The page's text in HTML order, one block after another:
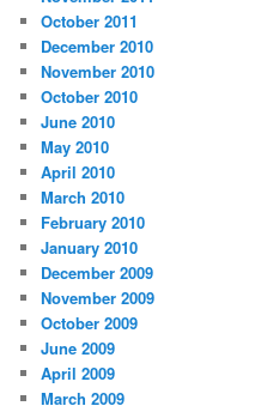
October 2011
December 2010
November 2010
October 2010
June 2010
May 2010
April 2010
March 2010
February 2010
January 2010
December 2009
November 2009
October 2009
June 2009
April 2009
March 2009